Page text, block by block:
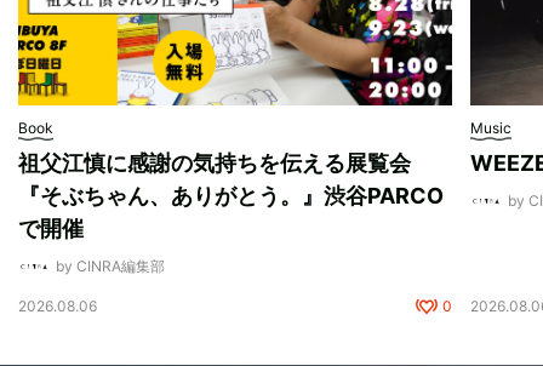
Book
祖父江慎に感謝の気持ちを伝える展覧会
『そぶちゃん、ありがとう。』渋谷PARCO
で開催
by CINRA編集部
2026.08.06 0
Music
by